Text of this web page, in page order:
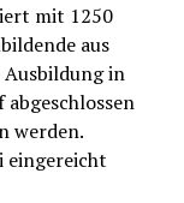
mit 1250
aus
in
werden.
eingereicht